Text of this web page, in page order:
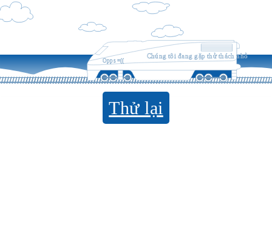
Opps =((
Chúng tôi đang gặp thử thách nhỏ
Thử lại